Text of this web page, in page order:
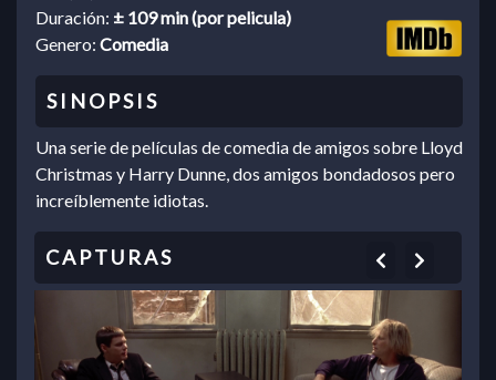
Duración: ± 109 min (por pelicula)
Genero: Comedia
Una serie de películas de comedia de amigos sobre Lloyd
Christmas y Harry Dunne, dos amigos bondadosos pero
increíblemente idiotas.
Previous